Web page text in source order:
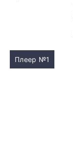
Плеер №1